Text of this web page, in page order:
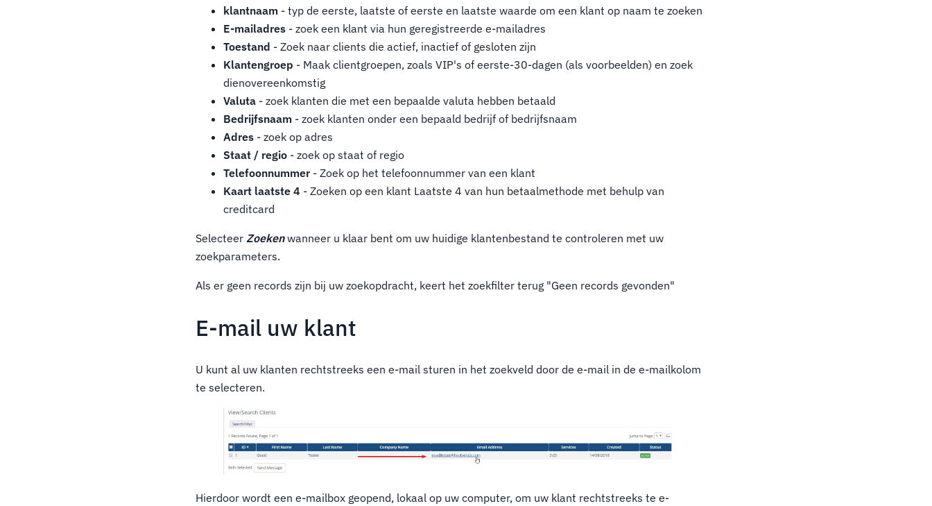
klantnaam - typ de eerste, laatste of eerste en laatste waarde om een klant op naam te zoeken
E-mailadres - zoek een klant via hun geregistreerde e-mailadres
Toestand - Zoek naar clients die actief, inactief of gesloten zijn
Klantengroep - Maak clientgroepen, zoals VIP's of eerste-30-dagen (als voorbeelden) en zoek
dienovereenkomstig
Valuta - zoek klanten die met een bepaalde valuta hebben betaald
Bedrijfsnaam - zoek klanten onder een bepaald bedrijf of bedrijfsnaam
Adres - zoek op adres
Staat / regio - zoek op staat of regio
Telefoonnummer - Zoek op het telefoonnummer van een klant
Kaart laatste 4 - Zoeken op een klant Laatste 4 van hun betaalmethode met behulp van
creditcard
SelecteerZoekenwanneer u klaar bent om uw huidige klantenbestand te controleren met uw
zoekparameters.
Als er geen records zijn bij uw zoekopdracht, keert het zoekfilter terug "Geen records gevonden"
E-mail uw klant
U kunt al uw klanten rechtstreeks een e-mail sturen in het zoekveld door de e-mail in de e-mailkolom
te selecteren.
Hierdoor wordt een e-mailbox geopend, lokaal op uw computer, om uw klant rechtstreeks te e-